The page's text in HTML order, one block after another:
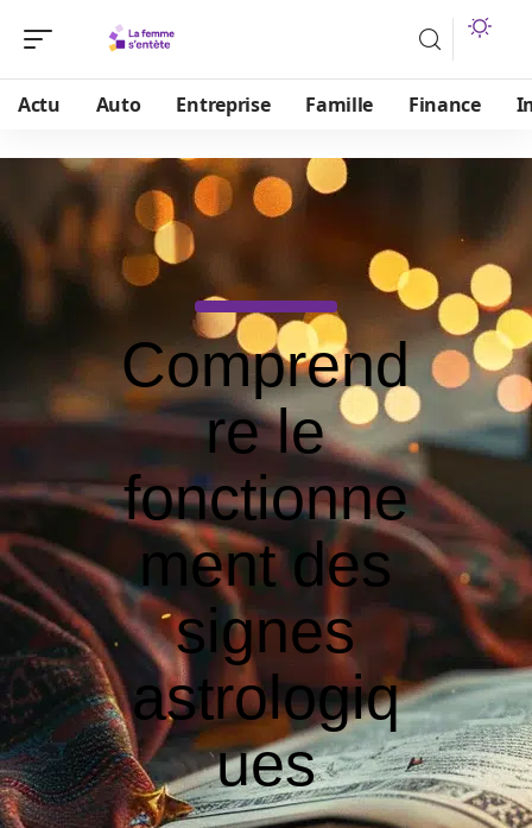
Actu Auto Entreprise Famille Finance
Comprend
re le
fonctionne
ment des
signes
astrologiq
ues